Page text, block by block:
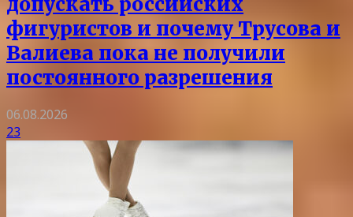
фигуристов и почему Трусова и
Валиева пока не получили
постоянного разрешения
06.08.2026
23